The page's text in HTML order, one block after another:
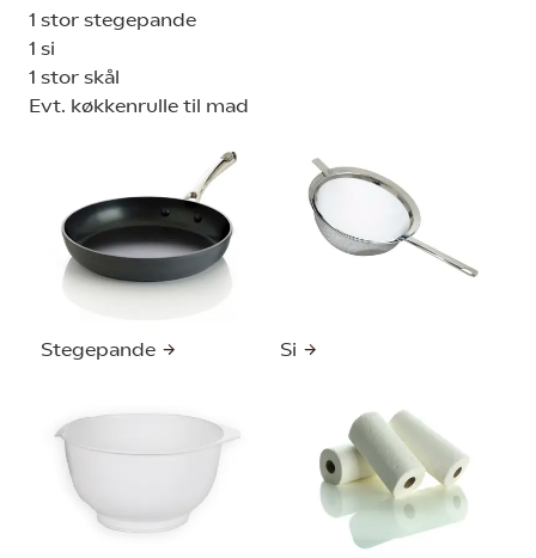
1 stor stegepande
1 si
1 stor skål
Evt. køkkenrulle til mad
Stegepande Si